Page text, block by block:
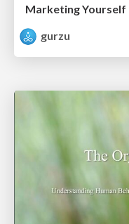
Marketing Yourself
gurzu